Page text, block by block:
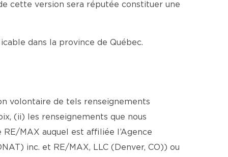
cette version sera réputée constituer une
dans la province de Québec.
volontaire de tels renseignements
(ii) les renseignements que nous
MAX auquel est affiliée l’Agence
inc. et RE/MAX, LLC (Denver, CO)) ou